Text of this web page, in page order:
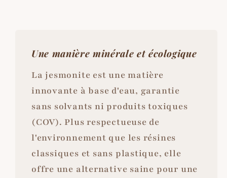
Une manière minérale et écologique
La jesmonite est une matière
innovante à base d'eau, garantie
sans solvants ni produits toxiques
(COV). Plus respectueuse de
l'environnement que les résines
classiques et sans plastique, elle
offre une alternative saine pour une